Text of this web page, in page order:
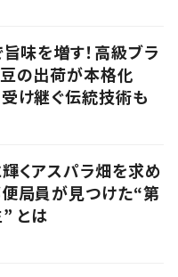
味を増す！高級ブラ
の出荷が本格化
け継ぐ伝統技術も
くアスパラ畑を求め
局員が見つけた“第
とは